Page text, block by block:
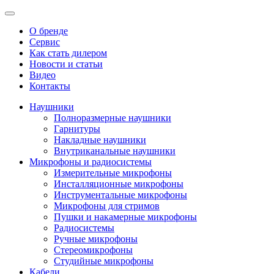
О бренде
Сервис
Как стать дилером
Новости и статьи
Видео
Контакты
Наушники
Полноразмерные наушники
Гарнитуры
Накладные наушники
Внутриканальные наушники
Микрофоны и радиосистемы
Измерительные микрофоны
Инсталляционные микрофоны
Инструментальные микрофоны
Микрофоны для стримов
Пушки и накамерные микрофоны
Радиосистемы
Ручные микрофоны
Стереомикрофоны
Студийные микрофоны
Кабели